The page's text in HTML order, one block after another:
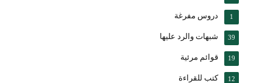
دروس مفرغة 1
شبهات والرد عليها 39
قوائم مرئية 19
كتب للقراءة 12